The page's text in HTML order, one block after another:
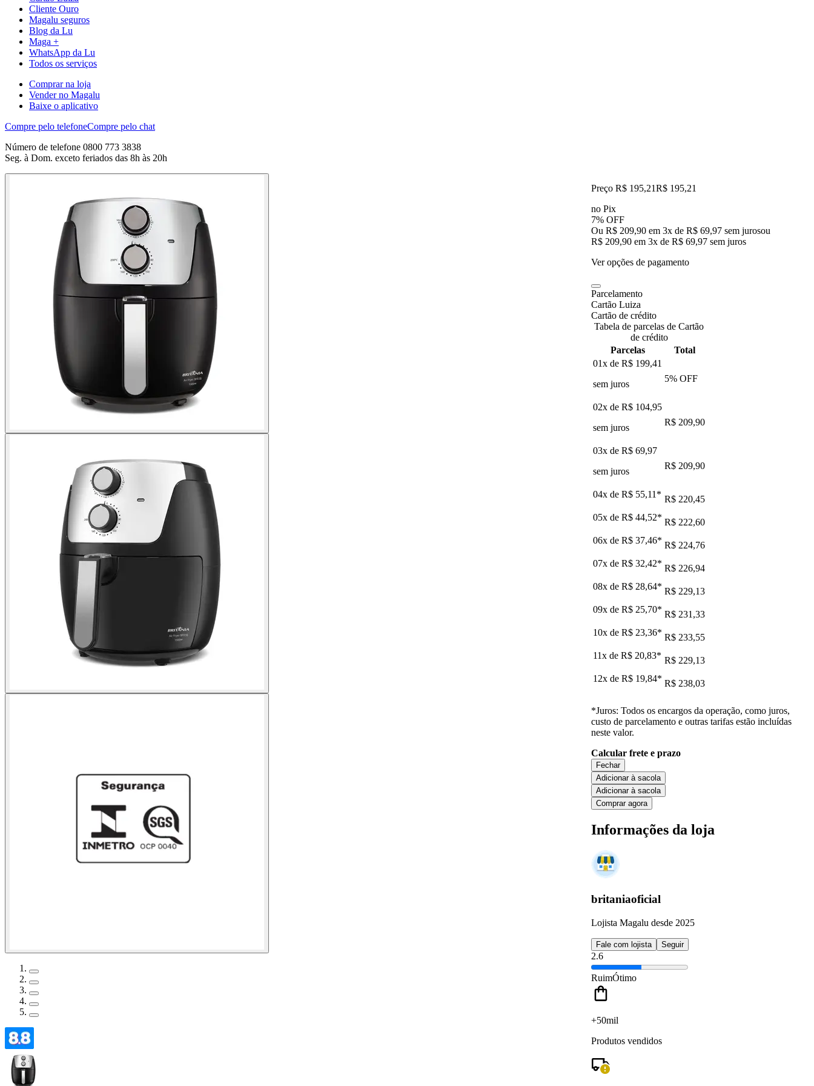
Cliente Ouro
Magalu seguros
Blog da Lu
Maga +
WhatsApp da Lu
Todos os serviços
Comprar na loja
Vender no Magalu
Baixe o aplicativo
Compre pelo telefoneCompre pelo chat
Número de telefone 0800 773 3838
Seg. à Dom. exceto feriados das 8h às 20h
Preço R$ 195,21R$ 195,21
no Pix
7% OFF
Ou R$ 209,90 em 3x de R$ 69,97 sem jurosou
R$ 209,90 em 3x de R$ 69,97 sem juros
Ver opções de pagamento
Parcelamento
Cartão Luiza
Cartão de crédito
Tabela de parcelas de Cartão
de crédito
Parcelas
Total
01x de R$ 199,41
sem juros
5% OFF
02x de R$ 104,95
sem juros
R$ 209,90
03x de R$ 69,97
sem juros
R$ 209,90
04x de R$ 55,11 * R$ 220,45
05x de R$ 44,52* R$ 222,60
06x de R$ 37,46* R$ 224,76
07x de R$ 32,42* R$ 226,94
08x de R$ 28,64* R$ 229,13
09x de R$ 25,70* R$ 231,33
10x de R$ 23,36* R$ 233,55
11x de R$ 20,83* R$ 229,13
12x de R$ 19,84* R$ 238,03
*Juros: Todos os encargos da operação, como juros,
custo de parcelamento e outras tarifas estão incluídas
neste valor.
Calcular frete e prazo
Fechar
Adicionar à sacola
Adicionar à sacola
Comprar agora
Informações da loja
britaniaoficial
Lojista Magalu desde 2025
Fale com lojista Seguir
2.6
RuimÓtimo
+50mil
Produtos vendidos